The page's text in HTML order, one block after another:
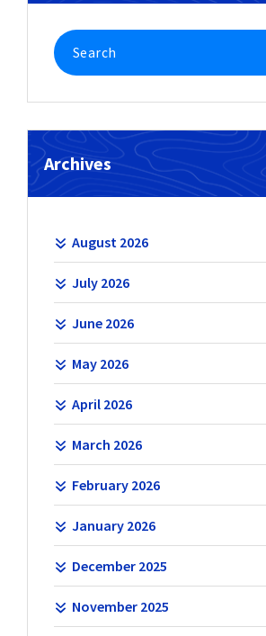
Search
for:
Archives
August 2026
July 2026
June 2026
May 2026
April 2026
March 2026
February 2026
January 2026
December 2025
November 2025